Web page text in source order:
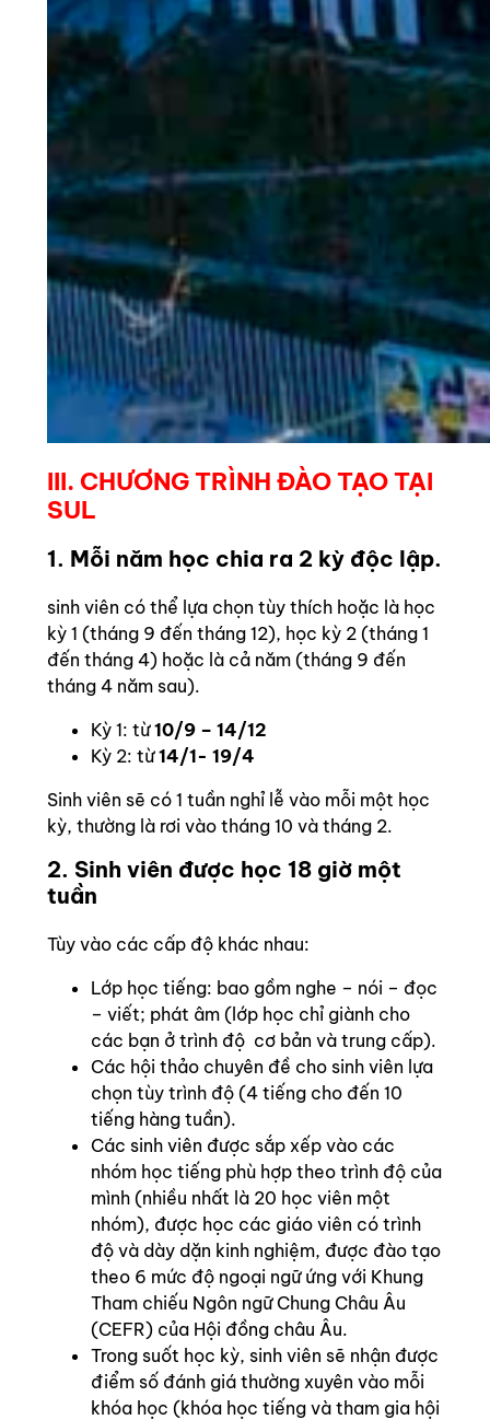
III. CHƯƠNG TRÌNH ĐÀO TẠO TẠI
SUL
1. Mỗi năm học chia ra 2 kỳ độc lập.
sinh viên có thể lựa chọn tùy thích hoặc là học
kỳ 1 (tháng 9 đến tháng 12), học kỳ 2 (tháng 1
đến tháng 4) hoặc là cả năm (tháng 9 đến
tháng 4 năm sau).
Kỳ 1: từ10/9 – 14/12
Kỳ 2: từ14/1- 19/4
Sinh viên sẽ có 1 tuần nghỉ lễ vào mỗi một học
kỳ, thường là rơi vào tháng 10 và tháng 2.
2. Sinh viên được học 18 giờ một
tuần
Tùy vào các cấp độ khác nhau:
Lớp học tiếng: bao gồm nghe – nói – đọc
– viết; phát âm (lớp học chỉ giành cho
các bạn ở trình độ cơ bản và trung cấp).
Các hội thảo chuyên đề cho sinh viên lựa
chọn tùy trình độ (4 tiếng cho đến 10
tiếng hàng tuần).
Các sinh viên được sắp xếp vào các
nhóm học tiếng phù hợp theo trình độ của
mình (nhiều nhất là 20 học viên một
nhóm), được học các giáo viên có trình
độ và dày dặn kinh nghiệm, được đào tạo
theo 6 mức độ ngoại ngữ ứng với Khung
Tham chiếu Ngôn ngữ Chung Châu Âu
(CEFR) của Hội đồng châu Âu.
Trong suốt học kỳ, sinh viên sẽ nhận được
điểm số đánh giá thường xuyên vào mỗi
khóa học (khóa học tiếng và tham gia hội